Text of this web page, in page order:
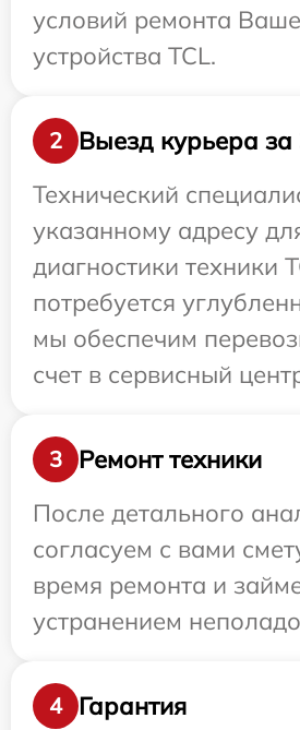
условий ремонта
устройства TCL.
2
Выезд курьера за
Технический
указанному адресу
диагностики техники
потребуется
мы обеспечим
счет в сервисный
3
Ремонт техники
После детального
согласуем с вами
время ремонта и
устранением
4 Гарантия